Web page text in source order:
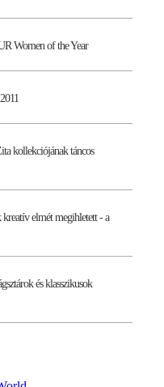
Women of the Year
kollekciójának táncos
elmét megihletett - a
és klasszikusok